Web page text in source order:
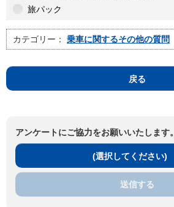
旅パック
カテゴリー： 乗車に関するその他の質問
戻る
アンケートにご協力をお願いいたします。
(選択してください)
送信する